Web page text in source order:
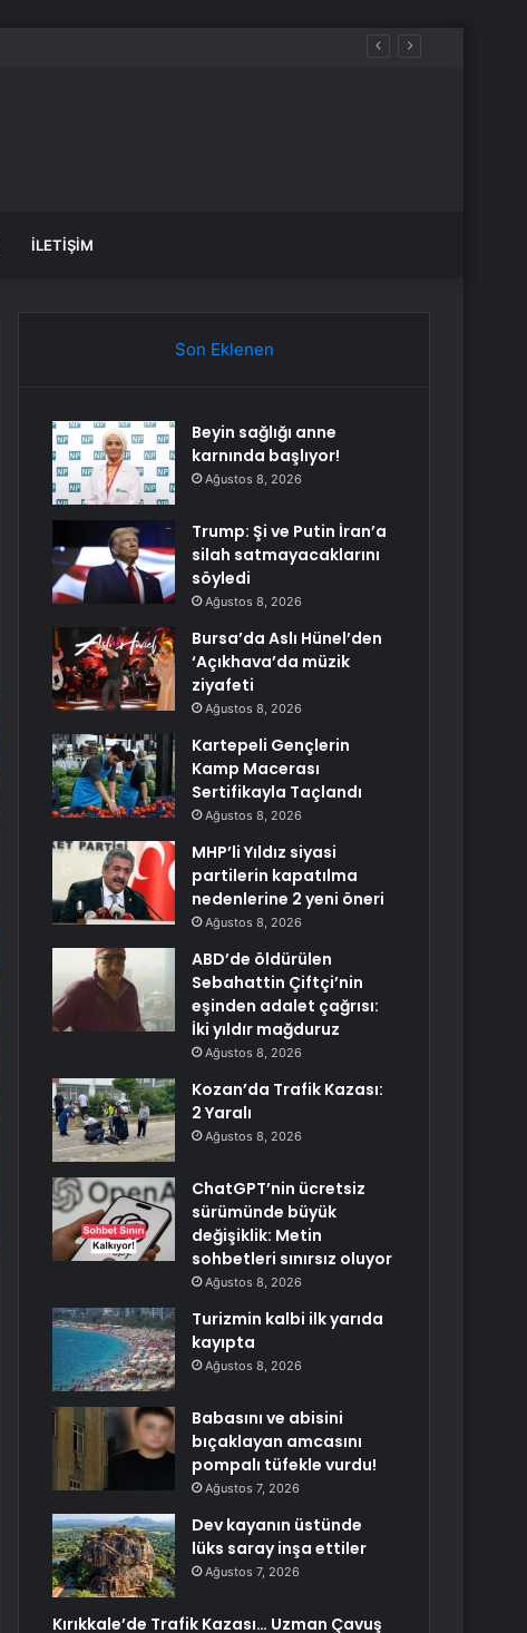
İLETIŞIM
Son Eklenen
Beyin sağlığı anne
karnında başlıyor!
Ağustos 8, 2026
Trump: Şi ve Putin İran’a
silah satmayacaklarını
söyledi
Ağustos 8, 2026
Bursa’da Aslı Hünel’den
‘Açıkhava’da müzik
ziyafeti
Ağustos 8, 2026
Kartepeli Gençlerin
Kamp Macerası
Sertifikayla Taçlandı
Ağustos 8, 2026
MHP’li Yıldız siyasi
partilerin kapatılma
nedenlerine 2 yeni öneri
Ağustos 8, 2026
ABD’de öldürülen
Sebahattin Çiftçi’nin
eşinden adalet çağrısı:
İki yıldır mağduruz
Ağustos 8, 2026
Kozan’da Trafik Kazası:
2 Yaralı
Ağustos 8, 2026
ChatGPT’nin ücretsiz
sürümünde büyük
değişiklik: Metin
sohbetleri sınırsız oluyor
Ağustos 8, 2026
Turizmin kalbi ilk yarıda
kayıpta
Ağustos 8, 2026
Babasını ve abisini
bıçaklayan amcasını
pompalı tüfekle vurdu!
Ağustos 7, 2026
Dev kayanın üstünde
lüks saray inşa ettiler
Ağustos 7, 2026
Kırıkkale’de Trafik Kazası… Uzman Çavuş